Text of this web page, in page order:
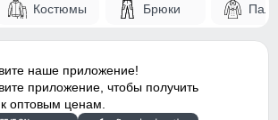
Костюмы Брюки
наше приложение!
приложение, чтобы получить
к оптовым ценам.